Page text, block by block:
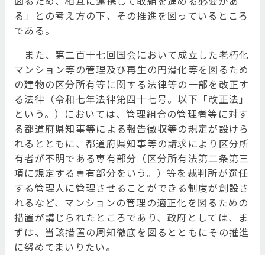
る」との考え方の下、その推進を図っているところ
である。
また、第二百十七回国会において成立した老朽化
マンション等の管理及び再生の円滑化等を図るため
の建物の区分所有等に関する法律等の一部を改正す
る法律（令和七年法律第四十七号。以下「改正法」
という。）においては、管理組合の管理者等に対す
る都道府県知事等による報告徴収等の規定が設けら
れるとともに、都道府県知事等の請求により区分所
有者が不明である専有部分（区分所有法第二条第三
項に規定する専有部分をいう。）等を裁判所が選任
する管理人に管理させることができる制度が創設さ
れるなど、マンションの管理の適正化を図るための
措置が講じられたところであり、政府としては、ま
ずは、当該措置の周知徹底を図るとともにその推進
に努めてまいりたい。